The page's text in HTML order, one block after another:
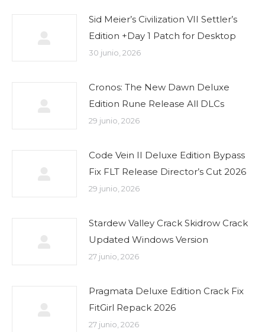
Sid Meier’s Civilization VII Settler’s
Edition +Day 1 Patch for Desktop
30 junio, 2026
Cronos: The New Dawn Deluxe
Edition Rune Release All DLCs
29 junio, 2026
Code Vein II Deluxe Edition Bypass
Fix FLT Release Director’s Cut 2026
29 junio, 2026
Stardew Valley Crack Skidrow Crack
Updated Windows Version
27 junio, 2026
Pragmata Deluxe Edition Crack Fix
FitGirl Repack 2026
27 junio, 2026